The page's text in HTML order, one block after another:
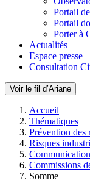
Portail
Portail
Porter à
Actualités
Espace presse
Consultation
Voir le fil d’Ariane
Accueil
Thématiques
Prévention des
Risques
Commissions
Somme